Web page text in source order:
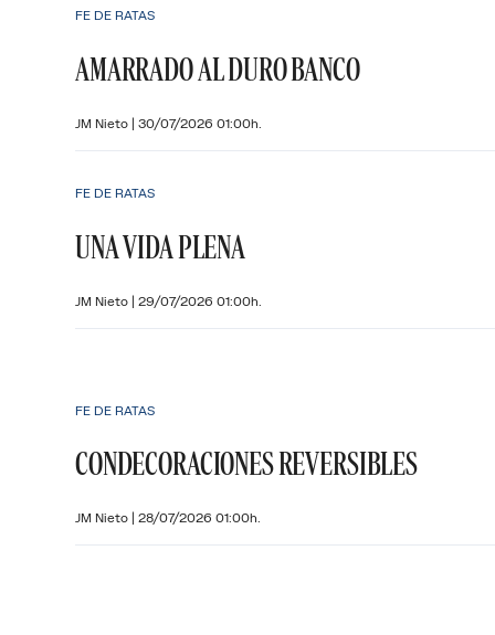
FE DE RATAS
AMARRADO AL DURO BANCO
JM Nieto | 30/07/2026 01:00h.
FE DE RATAS
UNA VIDA PLENA
JM Nieto | 29/07/2026 01:00h.
FE DE RATAS
CONDECORACIONES REVERSIBLES
JM Nieto | 28/07/2026 01:00h.